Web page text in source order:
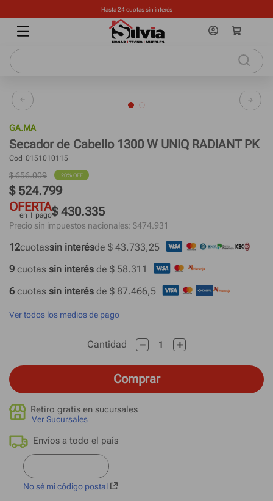
Hasta 24 cuotas sin interés
GA.MA
Secador de Cabello 1300 W UNIQ RADIANT PK
Cod 0151010115
$656.009 20% OFF
$ 524.799
OFERTA
en 1 pago$ 430.335
Precio sin impuestos nacionales: $474.931
12cuotassin interésde $ 43.733,25
9 cuotas sin interés de $ 58.311
6 cuotas sin interés de $ 87.466,5
Ver todos los medios de pago
Comprar
Cantidad ＋
－
No sé mi código postal
Retiro gratis en sucursales
Ver Sucursales